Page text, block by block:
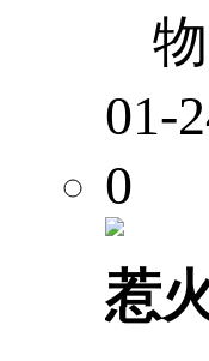
物
01-
0
惹